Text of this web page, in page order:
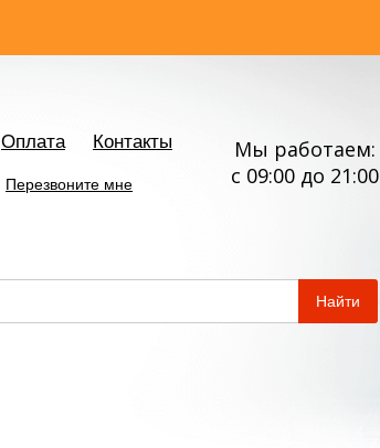
Оплата
Контакты
Перезвоните мне
Мы работаем:
с 09:00 до 21:00
Найти